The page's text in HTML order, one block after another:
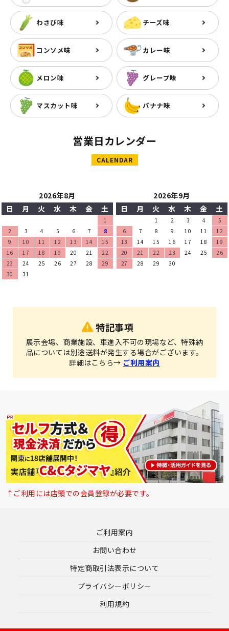
わさび味 チーズ味
コンソメ味 カレー味
メロン味 グレープ味
マスカット味 バナナ味
営業日カレンダー
CALENDAR
2026年8月
日
月 火 水 木 金 土
1
2
3 4 5 6 7
8
9
10 11 12 13 14
15
16
17 18 19 20 21
22
23
24 25 26 27 28
29
30
31
2026年9月
日
月 火 水 木 金 土
1 2 3 4
5
6
7 8 9 10 11
12
13
14 15 16 17 18
19
20
21 22 23 24 25
26
27
28 29 30
特記事項
展示会場、商業施設、車進入不可の現場など、特殊納
品については別途送料が発生する場合がございます。
詳細はこちら→ ご利用案内
↑ご利用には店頭での会員登録が必要です。
ご利用案内
お問い合わせ
特定商取引法表示について
プライバシーポリシー
利用規約